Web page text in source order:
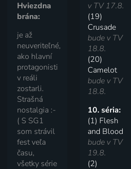
Hviezdna
brána:
je až
neuveriteľné,
ako hlavní
protagonisti
v reáli
zostarli.
Strašná
nostalgia :-
( S SG1
som strávil
fest veľa
času,
všetky série
v TV 17.8.
(19)
Crusade
bude v TV
18.8.
(20)
Camelot
bude v TV
18.8.
10. séria:
(1) Flesh
and Blood
bude v TV
19.8.
(2)